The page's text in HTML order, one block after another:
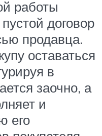
работы
договор
продавца.
оставаться
в
заочно, а
и
его